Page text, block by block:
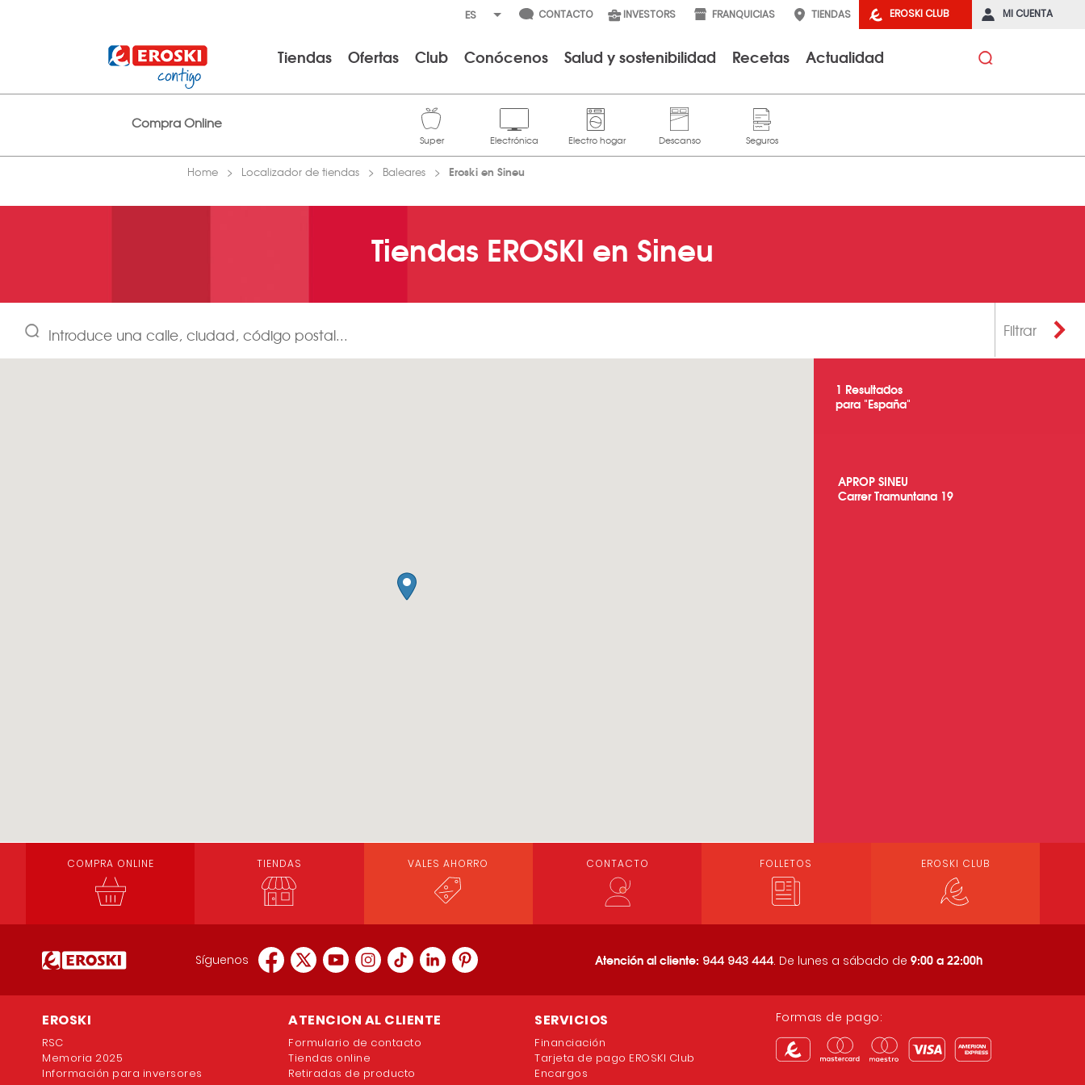
EROSKI CLUB MI CUENTA
CONTACTO INVESTORS FRANQUICIAS TIENDAS
Tiendas Ofertas Club Conócenos Salud y sostenibilidad Recetas Actualidad
Compra Online
Home Localizador de tiendas Baleares Eroski en Sineu
Tiendas EROSKI en Sineu
Introduce una calle, ciudad, código postal...
1 Resultados
para "España"
APROP SINEU
Carrer Tramuntana 19
COMPRA ONLINE TIENDAS VALES AHORRO CONTACTO FOLLETOS EROSKI CLUB
Síguenos Atención al cliente: 944 943 444. De lunes a sábado de 9:00 a 22:00h
EROSKI
RSC
Memoria 2025
Información para inversores
ATENCION AL CLIENTE
Formulario de contacto
Tiendas online
Retiradas de producto
SERVICIOS
Financiación
Tarjeta de pago EROSKI Club
Encargos
Formas de pago: